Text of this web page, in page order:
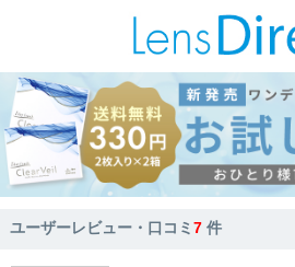
ユーザーレビュー・口コミ7 件